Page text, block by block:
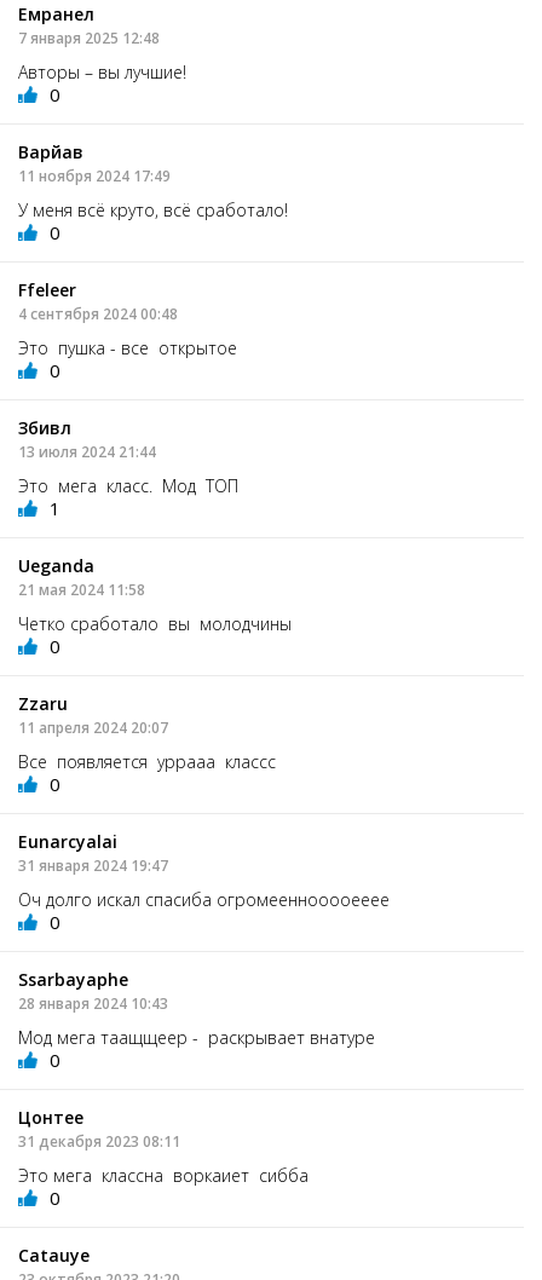
Емранел
7 января 2025 12:48
Авторы – вы лучшие!
0
Варйав
11 ноября 2024 17:49
У меня всё круто, всё сработало!
0
Ffeleer
4 сентября 2024 00:48
Это пушка - все открытое
0
Збивл
13 июля 2024 21:44
Это мега класс. Мод ТОП
1
Ueganda
21 мая 2024 11:58
Четко сработало вы молодчины
0
Zzaru
11 апреля 2024 20:07
Все появляется уррааа классс
0
Eunarcyalai
31 января 2024 19:47
Оч долго искал спасиба огромееннооооееее
0
Ssarbayaphe
28 января 2024 10:43
Мод мега таащщеер - раскрывает внатуре
0
Цонтее
31 декабря 2023 08:11
Это мега классна воркаиет сибба
0
Catauye